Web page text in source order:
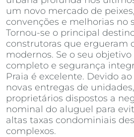
um novo mercado de
convenções e melhorias no
Tornou-se o principal
construtoras que ergueram
modernos. Se o seu
completo e segurança
Praia é excelente. Devido
novas entregas de
proprietários dispostos a
nominal do aluguel para
altas taxas condominiais
complexos.